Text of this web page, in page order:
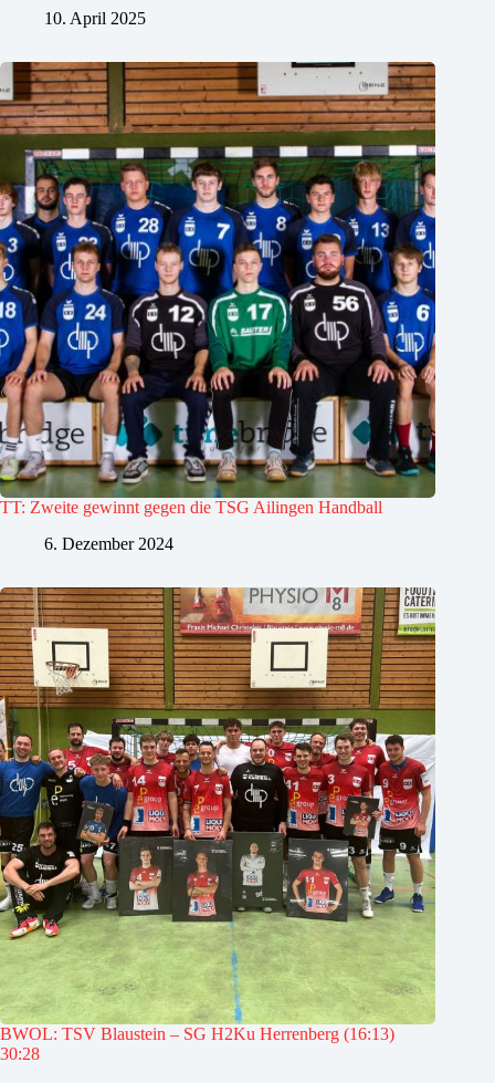
10. April 2025
TT: Zweite gewinnt gegen die TSG Ailingen Handball
6. Dezember 2024
BWOL: TSV Blaustein – SG H2Ku Herrenberg (16:13)
30:28